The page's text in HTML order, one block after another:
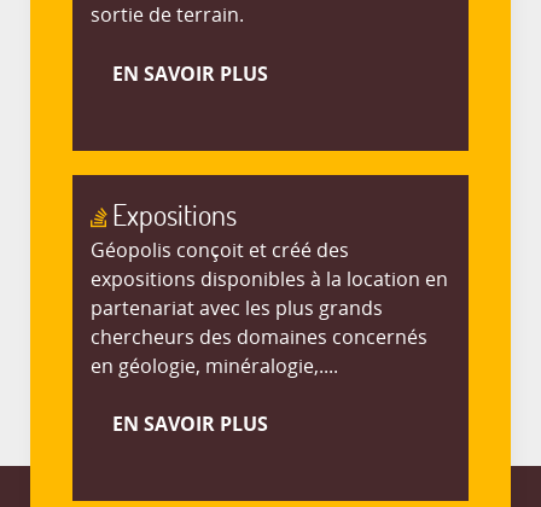
sortie de terrain.
EN SAVOIR PLUS
Expositions
Géopolis conçoit et créé des
expositions disponibles à la location en
partenariat avec les plus grands
chercheurs des domaines concernés
en géologie, minéralogie,....
EN SAVOIR PLUS